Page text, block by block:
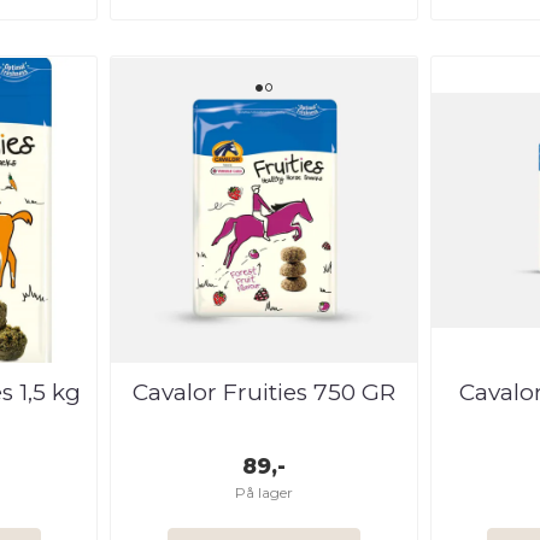
1,5 kg Cavalor Fruities 750 GR
89,-
På lager